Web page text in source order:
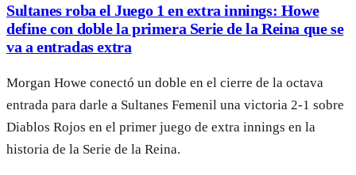
Sultanes roba el Juego 1 en extra innings: Howe
define con doble la primera Serie de la Reina que se
va a entradas extra
Morgan Howe conectó un doble en el cierre de la octava
entrada para darle a Sultanes Femenil una victoria 2-1 sobre
Diablos Rojos en el primer juego de extra innings en la
historia de la Serie de la Reina.